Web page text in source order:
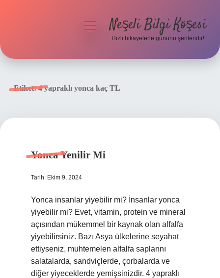
menüyüNeşeli Bilgi Köşesi
Hızlı hikayelerle gününü şenlendir!
Etiket:4 yapraklı yonca kaç TL
Yonca Yenilir Mi
Tarih: Ekim 9, 2024
Yonca insanlar yiyebilir mi? İnsanlar yonca
yiyebilir mi? Evet, vitamin, protein ve mineral
açısından mükemmel bir kaynak olan alfalfa
yiyebilirsiniz. Bazı Asya ülkelerine seyahat
ettiyseniz, muhtemelen alfalfa saplarını
salatalarda, sandviçlerde, çorbalarda ve
diğer yiyeceklerde yemişsinizdir. 4 yapraklı